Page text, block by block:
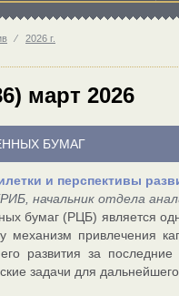
⁄ 2026 г.
март 2026
БУМАГ
и перспективы
начальник отдела
бумаг (РЦБ) является
механизм привлечения
развития за
задачи для